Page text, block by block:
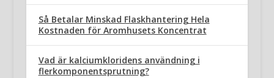
Så Betalar Minskad Flaskhantering Hela
Kostnaden för Aromhusets Koncentrat
Vad är kalciumkloridens användning i
flerkomponentsprutning?